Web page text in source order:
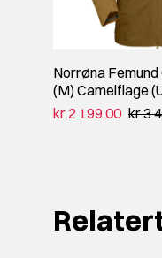
Norrøna
(M) Camelflage
kr 2 199,00 kr 3